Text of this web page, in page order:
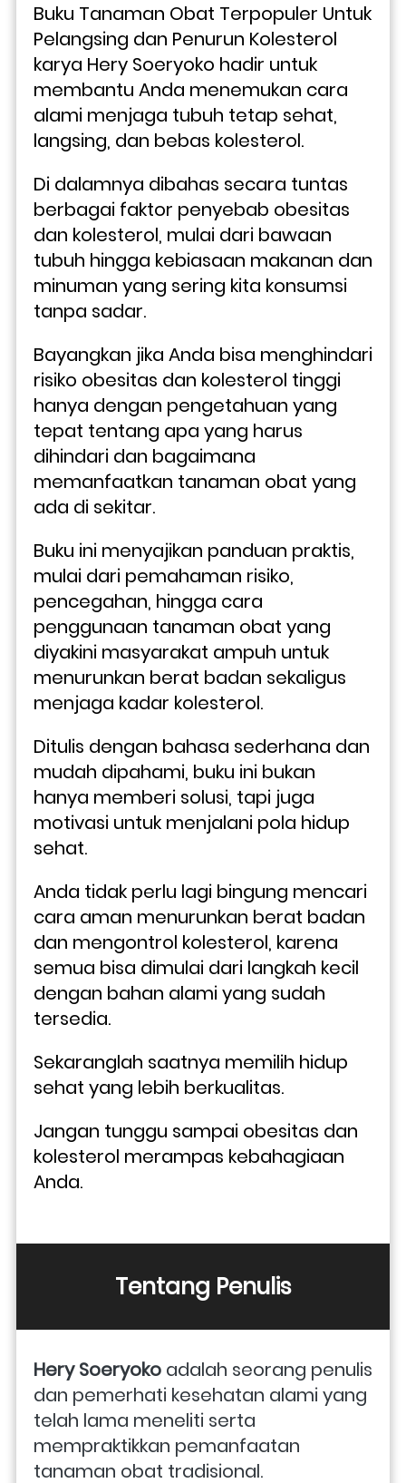
Buku Tanaman Obat Terpopuler Untuk
Pelangsing dan Penurun Kolesterol
karya Hery Soeryoko hadir untuk
membantu Anda menemukan cara
alami menjaga tubuh tetap sehat,
langsing, dan bebas kolesterol.
Di dalamnya dibahas secara tuntas
berbagai faktor penyebab obesitas
dan kolesterol, mulai dari bawaan
tubuh hingga kebiasaan makanan dan
minuman yang sering kita konsumsi
tanpa sadar.
Bayangkan jika Anda bisa menghindari
risiko obesitas dan kolesterol tinggi
hanya dengan pengetahuan yang
tepat tentang apa yang harus
dihindari dan bagaimana
memanfaatkan tanaman obat yang
ada di sekitar.
Buku ini menyajikan panduan praktis,
mulai dari pemahaman risiko,
pencegahan, hingga cara
penggunaan tanaman obat yang
diyakini masyarakat ampuh untuk
menurunkan berat badan sekaligus
menjaga kadar kolesterol.
Ditulis dengan bahasa sederhana dan
mudah dipahami, buku ini bukan
hanya memberi solusi, tapi juga
motivasi untuk menjalani pola hidup
sehat.
Anda tidak perlu lagi bingung mencari
cara aman menurunkan berat badan
dan mengontrol kolesterol, karena
semua bisa dimulai dari langkah kecil
dengan bahan alami yang sudah
tersedia.
Sekaranglah saatnya memilih hidup
sehat yang lebih berkualitas.
Jangan tunggu sampai obesitas dan
kolesterol merampas kebahagiaan
Anda.
Tentang Penulis
Hery Soeryoko adalah seorang penulis
dan pemerhati kesehatan alami yang
telah lama meneliti serta
mempraktikkan pemanfaatan
tanaman obat tradisional.